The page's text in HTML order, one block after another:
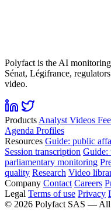
Polyfact is the AI
Sénat, Légifrance,
video.
Products Analyst Videos
Agenda Profiles
Resources Guide: public
Session transcription Guide:
parliamentary monitoring
quality Research Video
Company Contact Careers
Legal Terms of use Privacy
© 2026 Polyfact SAS — All